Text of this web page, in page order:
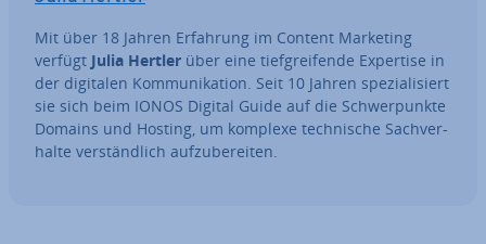
Mit über 18 Jahren Erfahrung im Content Marketing
verfügt Julia Hertler über eine tief­grei­fen­de Expertise in
der digitalen Kom­mu­ni­ka­ti­on. Seit 10 Jahren spe­zia­li­siert
sie sich beim IONOS Digital Guide auf die Schwer­punk­te
Domains und Hosting, um komplexe tech­ni­sche Sach­ver­
hal­te ver­ständ­lich auf­zu­be­rei­ten.